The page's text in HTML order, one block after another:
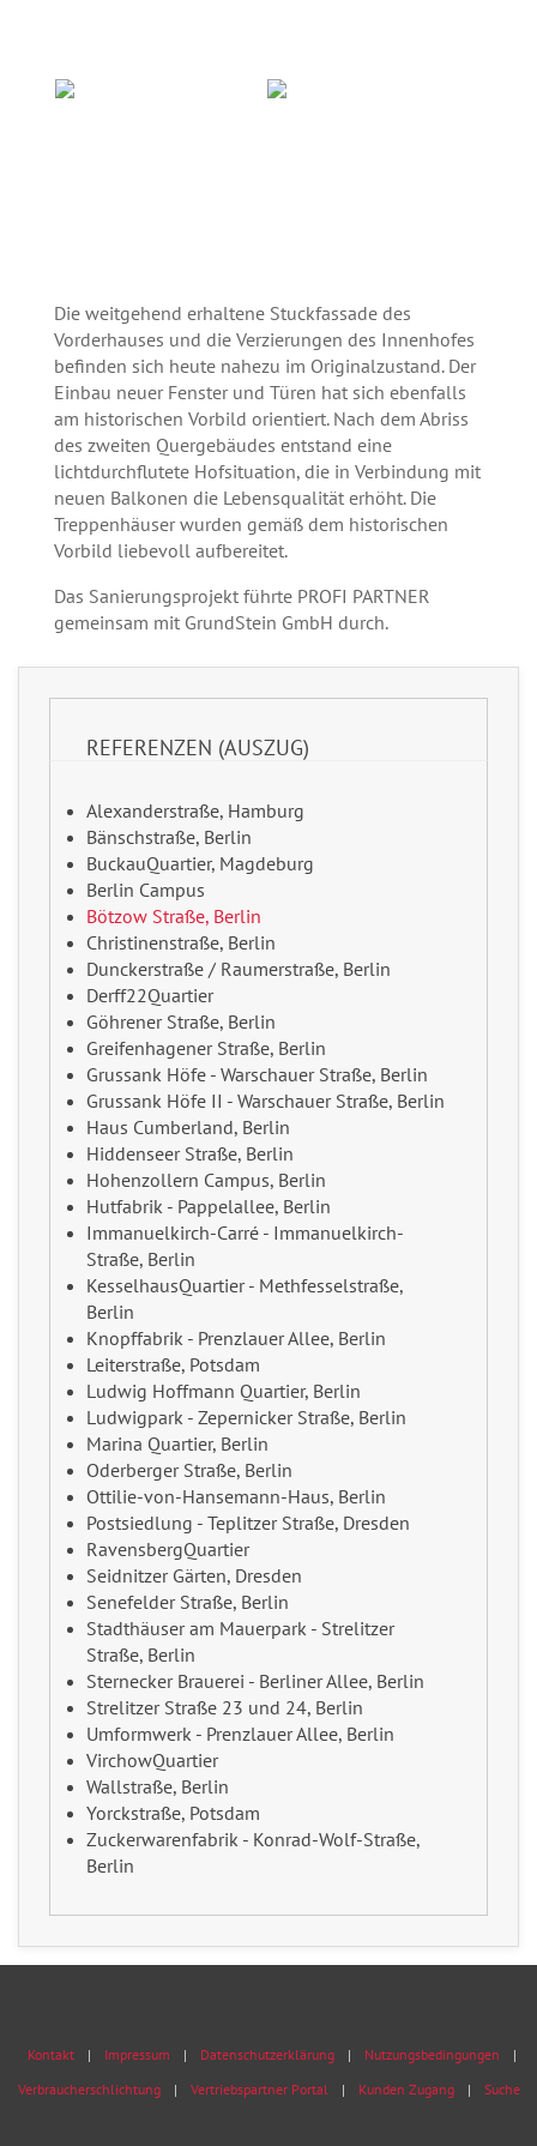
Die weitgehend erhaltene Stuckfassade des
Vorderhauses und die Verzierungen des Innenhofes
befinden sich heute nahezu im Originalzustand. Der
Einbau neuer Fenster und Türen hat sich ebenfalls
am historischen Vorbild orientiert. Nach dem Abriss
des zweiten Quergebäudes entstand eine
lichtdurchflutete Hofsituation, die in Verbindung mit
neuen Balkonen die Lebensqualität erhöht. Die
Treppenhäuser wurden gemäß dem historischen
Vorbild liebevoll aufbereitet.
Das Sanierungsprojekt führte PROFI PARTNER
gemeinsam mit GrundStein GmbH durch.
REFERENZEN (AUSZUG)
Alexanderstraße, Hamburg
Bänschstraße, Berlin
BuckauQuartier, Magdeburg
Berlin Campus
Bötzow Straße, Berlin
Christinenstraße, Berlin
Dunckerstraße / Raumerstraße, Berlin
Derff22Quartier
Göhrener Straße, Berlin
Greifenhagener Straße, Berlin
Grussank Höfe - Warschauer Straße, Berlin
Grussank Höfe II - Warschauer Straße, Berlin
Haus Cumberland, Berlin
Hiddenseer Straße, Berlin
Hohenzollern Campus, Berlin
Hutfabrik - Pappelallee, Berlin
Immanuelkirch-Carré - Immanuelkirch-
Straße, Berlin
KesselhausQuartier - Methfesselstraße,
Berlin
Knopffabrik - Prenzlauer Allee, Berlin
Leiterstraße, Potsdam
Ludwig Hoffmann Quartier, Berlin
Ludwigpark - Zepernicker Straße, Berlin
Marina Quartier, Berlin
Oderberger Straße, Berlin
Ottilie-von-Hansemann-Haus, Berlin
Postsiedlung - Teplitzer Straße, Dresden
RavensbergQuartier
Seidnitzer Gärten, Dresden
Senefelder Straße, Berlin
Stadthäuser am Mauerpark - Strelitzer
Straße, Berlin
Sternecker Brauerei - Berliner Allee, Berlin
Strelitzer Straße 23 und 24, Berlin
Umformwerk - Prenzlauer Allee, Berlin
VirchowQuartier
Wallstraße, Berlin
Yorckstraße, Potsdam
Zuckerwarenfabrik - Konrad-Wolf-Straße,
Berlin
Kontakt Impressum Datenschutzerklärung
Nutzungsbedingungen
Verbraucherschlichtung
Vertriebspartner Portal Kunden Zugang Suche